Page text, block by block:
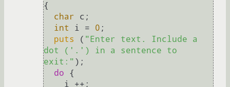
{
char c;
int
i = 0 ;
puts
( "Enter text. Include a
dot ('.') in a sentence to
exit:" );
do {